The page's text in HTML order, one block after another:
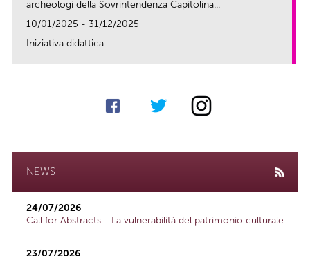
archeologi della Sovrintendenza Capitolina...
10/01/2025 - 31/12/2025
Iniziativa didattica
NEWS
24/07/2026
Call for Abstracts - La vulnerabilità del patrimonio culturale
23/07/2026